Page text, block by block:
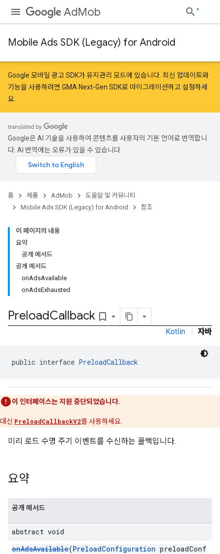
AdMob
Mobile Ads SDK (Legacy) for Android
Google 모바일 광고 SDK가 유지관리 모드에 있습니다. 최신 업데이트와
기능을 사용하려면 GMA Next-Gen SDK로 마이그레이션하고 설정하세
요.
Google은 AI 기술을 사용하여 콘텐츠를 사용자의 기본 언어로 번역합니
다. AI 번역에는 오류가 있을 수 있습니다.
홈 제품 AdMob
도움말 및 커뮤니티
Mobile Ads SDK (Legacy) for Android
참조
이 페이지의 내용
요약
공개 메서드
공개 메서드
onAdsAvailable
onAdsExhausted
PreloadCallback bookmark_border
Kotlin | 자바
public interface PreloadCallback
이 인터페이스는 지원 중단되었습니다.
대신 PreloadCallbackV2를 사용하세요.
미리 로드 수명 주기 이벤트를 수신하는 콜백입니다.
요약
공개 메서드
abstract void
onAdsAvailable(PreloadConfiguration preloadConf